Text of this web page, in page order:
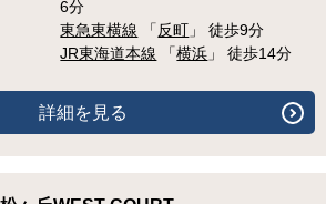
6分
東急東横線 「 反町 」 徒歩9分
JR東海道本線 「横浜 」 徒歩14分
詳細を見る